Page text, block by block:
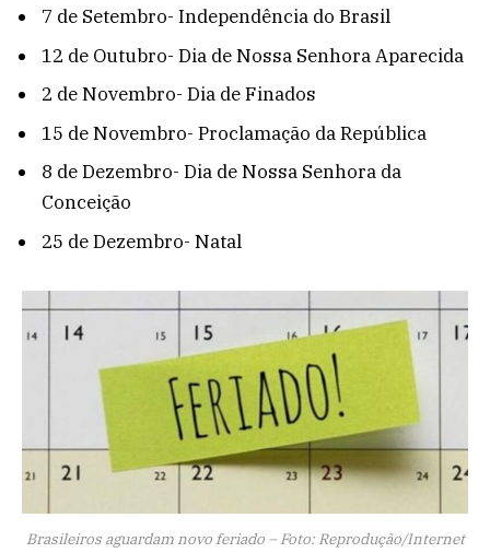
7 de Setembro- Independência do Brasil
12 de Outubro- Dia de Nossa Senhora Aparecida
2 de Novembro- Dia de Finados
15 de Novembro- Proclamação da República
8 de Dezembro- Dia de Nossa Senhora da
Conceição
25 de Dezembro- Natal
Brasileiros aguardam novo feriado – Foto: Reprodução/Internet